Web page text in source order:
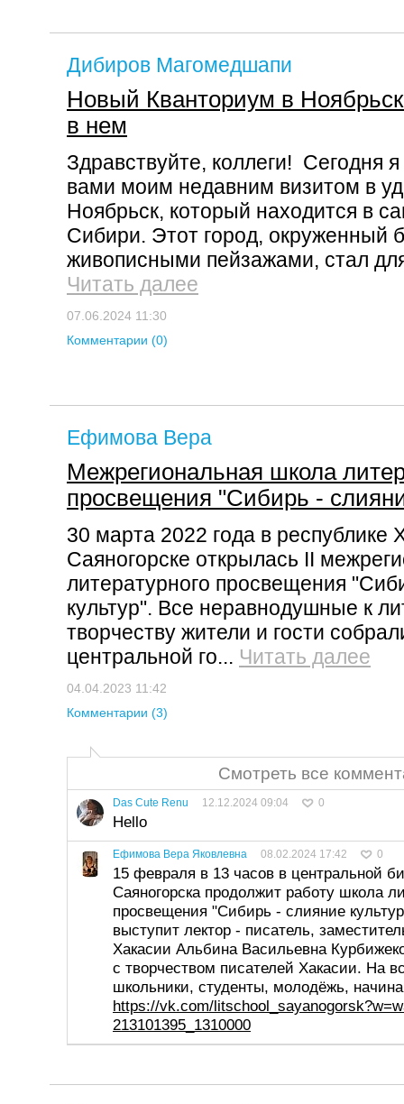
Дибиров Магомедшапи
Новый Кванториум в
в нем
Здравствуйте, коллеги! Сегодня
вами моим недавним визитом в
Ноябрьск, который находится в
Сибири. Этот город, окруженный
живописными пейзажами, стал
Читать далее
07.06.2024 11:30
Комментарии (0)
Ефимова Вера
Межрегиональная школа
просвещения "Сибирь -
30 марта 2022 года в республике
Саяногорске открылась II
литературного просвещения
культур". Все неравнодушные к
творчеству жители и гости
центральной го... Читать далее
04.04.2023 11:42
Комментарии (3)
Смотреть все
Das Cute Renu 12.12.2024 09:04 0
Hello
Ефимова Вера Яковлевна 08.02.2024 17:42 0
15 февраля в 13 часов в центральной
Саяногорска продолжит работу школа
просвещения "Сибирь - слияние
выступит лектор - писатель,
Хакасии Альбина Васильевна
с творчеством писателей Хакасии. На
школьники, студенты, молодёжь,
https://vk.com/
213101395_1310000